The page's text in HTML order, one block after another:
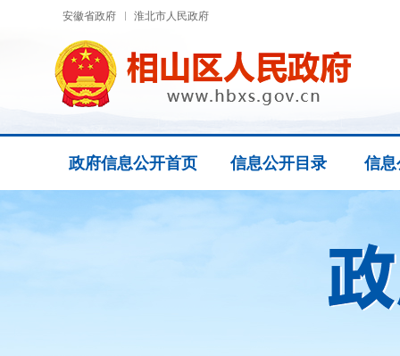
安徽省政府 淮北市人民政府
政府信息公开首页 信息公开目录 信息